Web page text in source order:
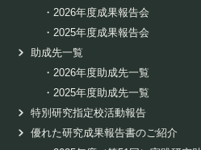
・ 2026年度成果報告会
・ 2025年度成果報告会
助成先一覧
・ 2026年度助成先一覧
・ 2025年度助成先一覧
特別研究指定校活動報告
優れた研究成果報告書のご紹介